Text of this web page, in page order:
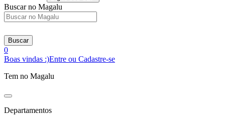
Buscar no Magalu
Buscar
0
Boas vindas :)Entre ou Cadastre-se
Tem no Magalu
Departamentos